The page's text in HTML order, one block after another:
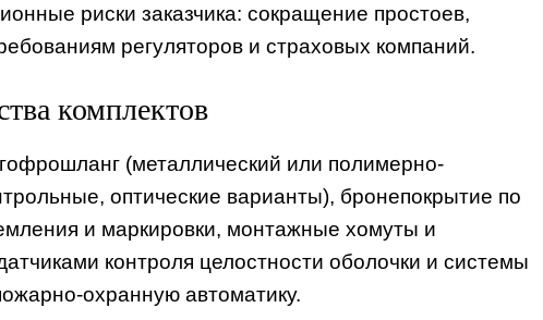
риски заказчика: сокращение простоев,
регуляторов и страховых компаний.
комплектов
(металлический или полимерно-
оптические варианты), бронепокрытие по
и маркировки, монтажные хомуты и
контроля целостности оболочки и системы
охранную автоматику.